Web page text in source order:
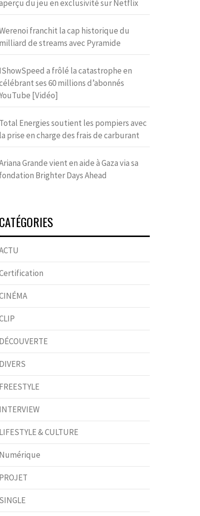
du jeu en exclusivité sur Netflix
franchit la cap historique du
milliard de streams avec Pyramide
IShowSpeed a frôlé la catastrophe en
ses 60 millions d’abonnés
[Vidéo]
Total Energies soutient les pompiers avec
la prise en charge des frais de carburant
Grande vient en aide à Gaza via sa
fondation Brighter Days Ahead
CATÉGORIES
DÉCOUVERTE
DIVERS
FREESTYLE
INTERVIEW
LIFESTYLE & CULTURE
Numérique
PROJET
SINGLE